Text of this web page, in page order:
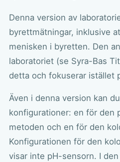
Denna version av
byrettmätningar, inklusive
menisken i byretten. Den
laboratoriet (se Syra-Bas
detta och fokuserar istället
Även i denna version kan
konfigurationer: en för den
metoden och en för den
Konfigurationen för den
visar inte pH-sensorn. I